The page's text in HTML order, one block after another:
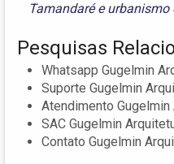
Tamandaréeurbanismo
Pesquisas
Whatsapp Gugelmin
Suporte Gugelmin
Atendimento
SAC Gugelmin
Contato Gugelmin